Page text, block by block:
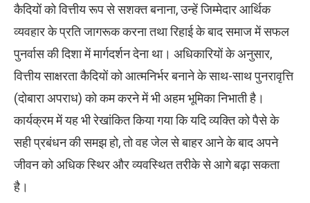
कैदियों को वित्तीय रूप से सशक्त बनाना, उन्हें जिम्मेदार आर्थिक
व्यवहार के प्रति जागरूक करना तथा रिहाई के बाद समाज में सफल
पुनर्वास की दिशा में मार्गदर्शन देना था। अधिकारियों के अनुसार,
वित्तीय साक्षरता कैदियों को आत्मनिर्भर बनाने के साथ-साथ पुनरावृत्ति
(दोबारा अपराध) को कम करने में भी अहम भूमिका निभाती है।
कार्यक्रम में यह भी रेखांकित किया गया कि यदि व्यक्ति को पैसे के
सही प्रबंधन की समझ हो, तो वह जेल से बाहर आने के बाद अपने
जीवन को अधिक स्थिर और व्यवस्थित तरीके से आगे बढ़ा सकता
है।